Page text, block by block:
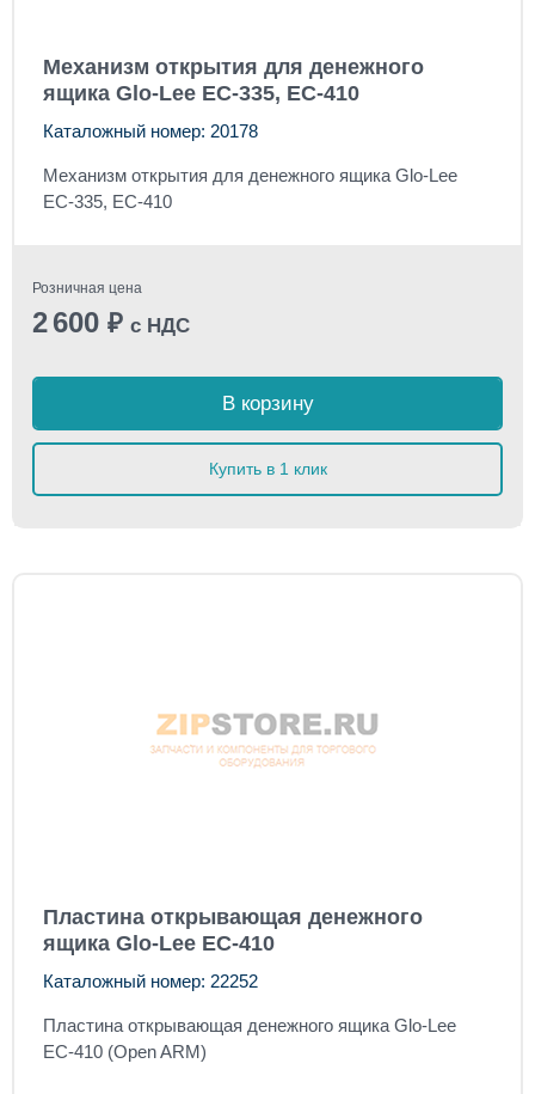
Механизм открытия для денежного
ящика Glo-Lee EC-335, EC-410
Каталожный номер: 20178
Механизм открытия для денежного ящика Glo-Lee
EC-335, EC-410
Розничная цена
2 600 ₽ с НДС
В корзину
Купить в 1 клик
Пластина открывающая денежного
ящика Glo-Lee EC-410
Каталожный номер: 22252
Пластина открывающая денежного ящика Glo-Lee
EC-410 (Open ARM)